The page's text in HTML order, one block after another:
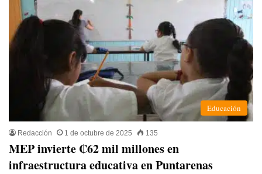
Educación
Redacción 1 de octubre de 2025 135
MEP invierte ₡62 mil millones en
infraestructura educativa en Puntarenas